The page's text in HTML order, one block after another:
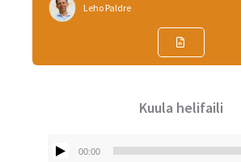
Leho Paldre
Kuula helifaili
00:00